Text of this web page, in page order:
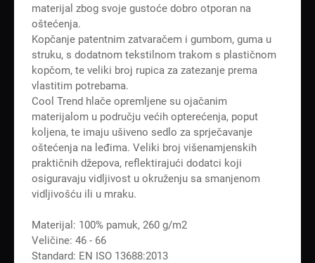
materijal zbog svoje gustoće dobro otporan na
oštećenja.
Kopčanje patentnim zatvaračem i gumbom, guma u
struku, s dodatnom tekstilnom trakom s plastičnom
kopčom, te veliki broj rupica za zatezanje prema
vlastitim potrebama.
Cool Trend hlače opremljene su ojačanim
materijalom u području većih opterećenja, poput
koljena, te imaju ušiveno sedlo za sprječavanje
oštećenja na leđima. Veliki broj višenamjenskih
praktičnih džepova, reflektirajući dodatci koji
osiguravaju vidljivost u okruženju sa smanjenom
vidljivošću ili u mraku.
Materijal: 100% pamuk, 260 g/m2
Veličine: 46 - 66
Standard: EN ISO 13688:2013